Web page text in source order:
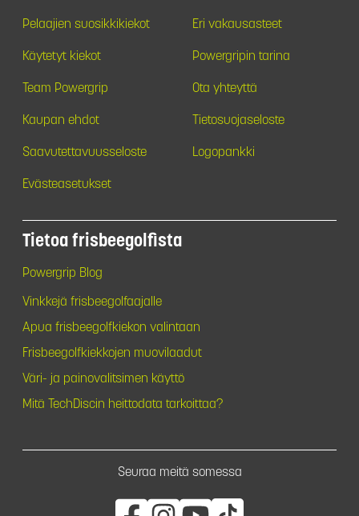
Pelaajien suosikkikiekot Eri vakausasteet
Käytetyt kiekot Powergripin tarina
Team Powergrip Ota yhteyttä
Kaupan ehdot Tietosuojaseloste
Saavutettavuusseloste Logopankki
Evästeasetukset
Tietoa frisbeegolfista
Powergrip Blog
Vinkkejä frisbeegolfaajalle
Apua frisbeegolfkiekon valintaan
Frisbeegolfkiekkojen muovilaadut
Väri- ja painovalitsimen käyttö
Mitä TechDiscin heittodata tarkoittaa?
Seuraa meitä somessa